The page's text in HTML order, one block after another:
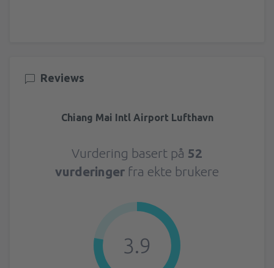
Reviews
Chiang Mai Intl Airport Lufthavn
Vurdering basert på 52
vurderinger fra ekte brukere
3.9